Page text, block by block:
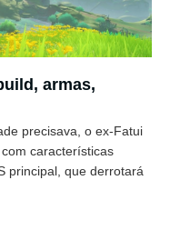
armas,
precisava, o ex-Fatui
características
principal, que derrotará